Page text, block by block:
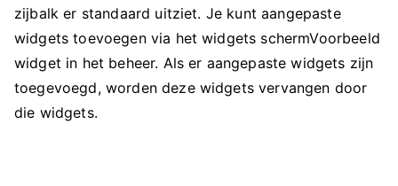
zijbalk er standaard uitziet. Je kunt aangepaste
widgets toevoegen via het widgets schermVoorbeeld
widget in het beheer. Als er aangepaste widgets zijn
toegevoegd, worden deze widgets vervangen door
die widgets.